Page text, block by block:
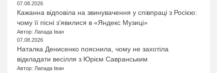
07.08.2026
Кажанна відповіла на звинувачення у співпраці з Росією:
чому її пісні з’явилися в «Яндекс Музиці»
Автор: Лапада Іван
07.08.2026
Наталка Денисенко пояснила, чому не захотіла
відкладати весілля з Юрієм Савранським
Автор: Лапада Іван